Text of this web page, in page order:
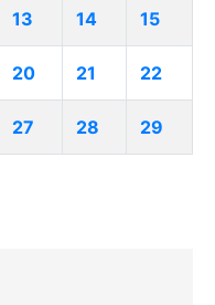
13 14 15
20 21 22
27 28 29